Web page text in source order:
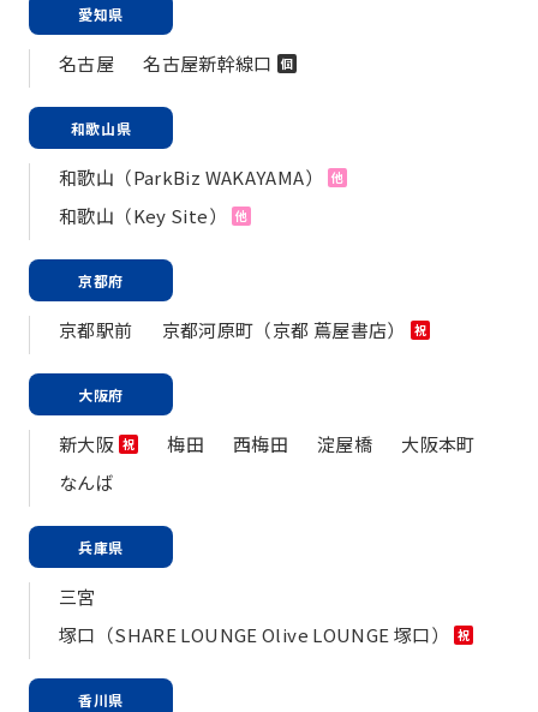
愛知県
名古屋 名古屋新幹線口 個
和歌山県
和歌山（ParkBiz WAKAYAMA） 他
和歌山（Key Site） 他
京都府
京都駅前 京都河原町（京都 蔦屋書店） 祝
大阪府
新大阪 祝 梅田 西梅田 淀屋橋
大阪本町
なんば
兵庫県
三宮
塚口（SHARE LOUNGE Olive LOUNGE 塚口）
祝
香川県